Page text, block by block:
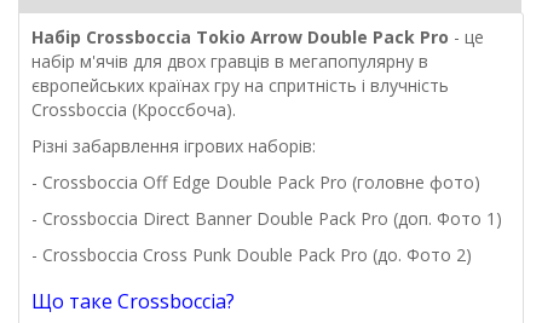
Набір Crossboccia Tokio Arrow Double Pack Pro - це
набір м'ячів для двох гравців в мегапопулярну в
європейських країнах гру на спритність і влучність
Crossboccia (Кроссбоча).
Різні забарвлення ігрових наборів:
- Crossboccia Off Edge Double Pack Pro (головне фото)
- Crossboccia Direct Banner Double Pack Pro (доп. Фото 1)
- Crossboccia Cross Punk Double Pack Pro (до. Фото 2)
Що таке Crossboccia?